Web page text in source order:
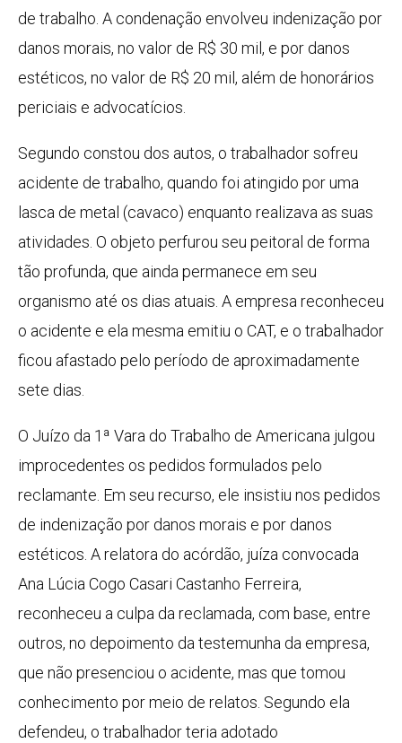
de trabalho. A condenação envolveu indenização por
danos morais, no valor de R$ 30 mil, e por danos
estéticos, no valor de R$ 20 mil, além de honorários
periciais e advocatícios.
Segundo constou dos autos, o trabalhador sofreu
acidente de trabalho, quando foi atingido por uma
lasca de metal (cavaco) enquanto realizava as suas
atividades. O objeto perfurou seu peitoral de forma
tão profunda, que ainda permanece em seu
organismo até os dias atuais. A empresa reconheceu
o acidente e ela mesma emitiu o CAT, e o trabalhador
ficou afastado pelo período de aproximadamente
sete dias.
O Juízo da 1ª Vara do Trabalho de Americana julgou
improcedentes os pedidos formulados pelo
reclamante. Em seu recurso, ele insistiu nos pedidos
de indenização por danos morais e por danos
estéticos. A relatora do acórdão, juíza convocada
Ana Lúcia Cogo Casari Castanho Ferreira,
reconheceu a culpa da reclamada, com base, entre
outros, no depoimento da testemunha da empresa,
que não presenciou o acidente, mas que tomou
conhecimento por meio de relatos. Segundo ela
defendeu, o trabalhador teria adotado